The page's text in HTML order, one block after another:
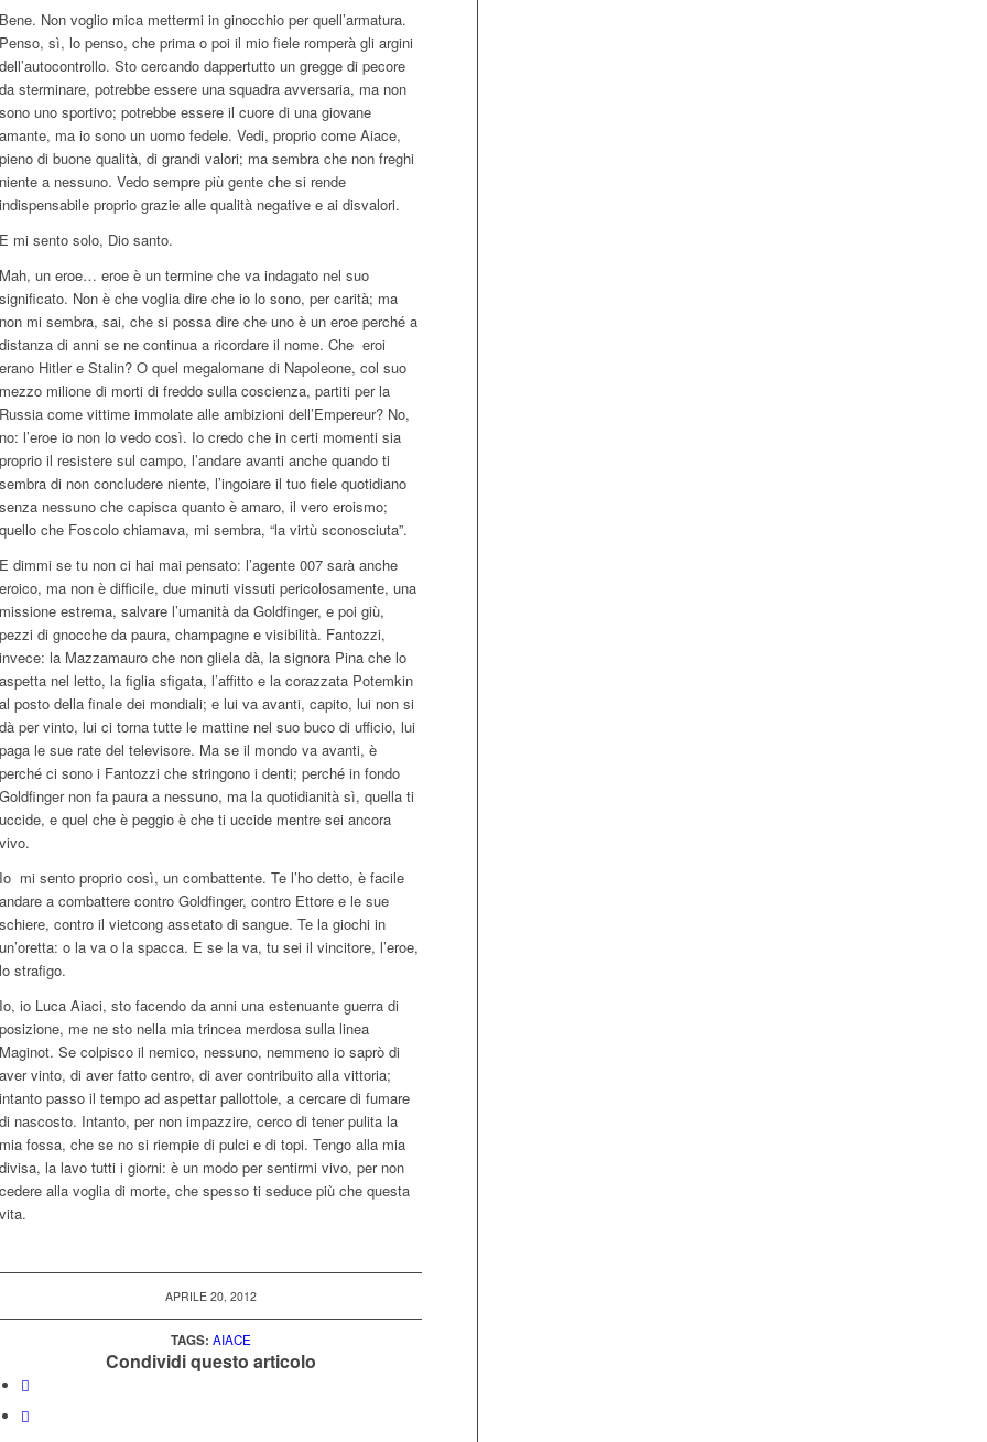
Bene. Non voglio mica mettermi in ginocchio per quell’armatura.
Penso, sì, lo penso, che prima o poi il mio fiele romperà gli argini
dell’autocontrollo. Sto cercando dappertutto un gregge di pecore
da sterminare, potrebbe essere una squadra avversaria, ma non
sono uno sportivo; potrebbe essere il cuore di una giovane
amante, ma io sono un uomo fedele. Vedi, proprio come Aiace,
pieno di buone qualità, di grandi valori; ma sembra che non freghi
niente a nessuno. Vedo sempre più gente che si rende
indispensabile proprio grazie alle qualità negative e ai disvalori.
E mi sento solo, Dio santo.
Mah, un eroe… eroe è un termine che va indagato nel suo
significato. Non è che voglia dire che io lo sono, per carità; ma
non mi sembra, sai, che si possa dire che uno è un eroe perché a
distanza di anni se ne continua a ricordare il nome. Che eroi
erano Hitler e Stalin? O quel megalomane di Napoleone, col suo
mezzo milione di morti di freddo sulla coscienza, partiti per la
Russia come vittime immolate alle ambizioni dell’Empereur? No,
no: l’eroe io non lo vedo così. Io credo che in certi momenti sia
proprio il resistere sul campo, l’andare avanti anche quando ti
sembra di non concludere niente, l’ingoiare il tuo fiele quotidiano
senza nessuno che capisca quanto è amaro, il vero eroismo;
quello che Foscolo chiamava, mi sembra, “la virtù sconosciuta”.
E dimmi se tu non ci hai mai pensato: l’agente 007 sarà anche
eroico, ma non è difficile, due minuti vissuti pericolosamente, una
missione estrema, salvare l’umanità da Goldfinger, e poi giù,
pezzi di gnocche da paura, champagne e visibilità. Fantozzi,
invece: la Mazzamauro che non gliela dà, la signora Pina che lo
aspetta nel letto, la figlia sfigata, l’affitto e la corazzata Potemkin
al posto della finale dei mondiali; e lui va avanti, capito, lui non si
dà per vinto, lui ci torna tutte le mattine nel suo buco di ufficio, lui
paga le sue rate del televisore. Ma se il mondo va avanti, è
perché ci sono i Fantozzi che stringono i denti; perché in fondo
Goldfinger non fa paura a nessuno, ma la quotidianità sì, quella ti
uccide, e quel che è peggio è che ti uccide mentre sei ancora
vivo.
Io mi sento proprio così, un combattente. Te l’ho detto, è facile
andare a combattere contro Goldfinger, contro Ettore e le sue
schiere, contro il vietcong assetato di sangue. Te la giochi in
un’oretta: o la va o la spacca. E se la va, tu sei il vincitore, l’eroe,
lo strafigo.
Io, io Luca Aiaci, sto facendo da anni una estenuante guerra di
posizione, me ne sto nella mia trincea merdosa sulla linea
Maginot. Se colpisco il nemico, nessuno, nemmeno io saprò di
aver vinto, di aver fatto centro, di aver contribuito alla vittoria;
intanto passo il tempo ad aspettar pallottole, a cercare di fumare
di nascosto. Intanto, per non impazzire, cerco di tener pulita la
mia fossa, che se no si riempie di pulci e di topi. Tengo alla mia
divisa, la lavo tutti i giorni: è un modo per sentirmi vivo, per non
cedere alla voglia di morte, che spesso ti seduce più che questa
vita.
APRILE 20, 2012
TAGS: AIACE
Condividi questo articolo